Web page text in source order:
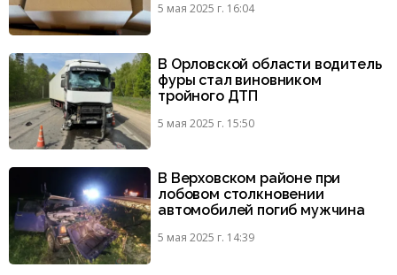
5 мая 2025 г. 16:04
В Орловской области водитель
фуры стал виновником
тройного ДТП
5 мая 2025 г. 15:50
В Верховском районе при
лобовом столкновении
автомобилей погиб мужчина
5 мая 2025 г. 14:39